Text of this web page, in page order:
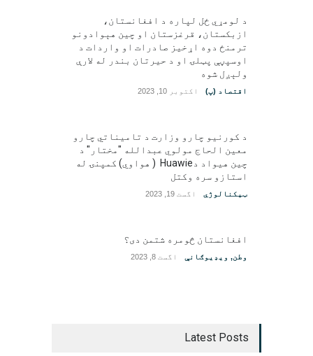
د لومړي ځل لپاره د افغانستان،
ازبکستان، قرغزستان او چین هېوادونو
ترمنځ دوه اړخیز صادرات او واردات د
اوسپڼې پټلۍ او د حیرتان بندر له لارې
ولېږل شوه
اقتصاد (پ) اکتوبر 10, 2023
د کورنیو چارو وزارت د تامیناتي چارو
معین الحاج مولوي عبدالله "مختار" د
چین هیواد دHuawie ( هواوي) کمپنۍ له
استازو سره وکتل
ټیکنالوژي اگست 19, 2023
افغانستان څومره شتمن دی؟
وطن, ویډیوګانې اگست 8, 2023
Latest Posts